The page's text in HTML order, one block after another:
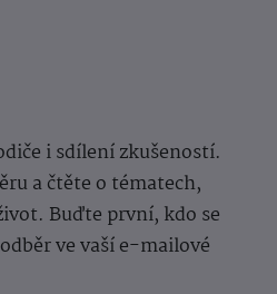
i sdílení zkušeností.
a čtěte o tématech,
Buďte první, kdo se
ve vaší e-mailové